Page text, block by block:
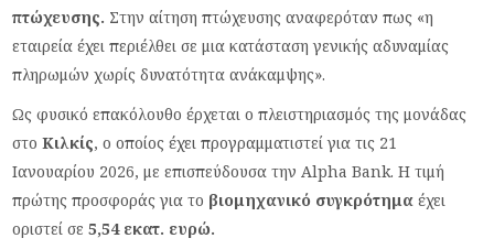
πτώχευσης. Στην αίτηση πτώχευσης αναφερόταν πως «η
εταιρεία έχει περιέλθει σε μια κατάσταση γενικής αδυναμίας
πληρωμών χωρίς δυνατότητα ανάκαμψης».
Ως φυσικό επακόλουθο έρχεται ο πλειστηριασμός της μονάδας
στοΚιλκίς, ο οποίος έχει προγραμματιστεί για τις 21
Ιανουαρίου 2026, με επισπεύδουσα την Alpha Bank. Η τιμή
πρώτης προσφοράς για το βιομηχανικό συγκρότημαέχει
οριστεί σε5,54 εκατ. ευρώ.